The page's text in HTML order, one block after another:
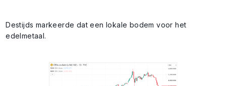
Destijds markeerde dat een lokale bodem voor het
edelmetaal.